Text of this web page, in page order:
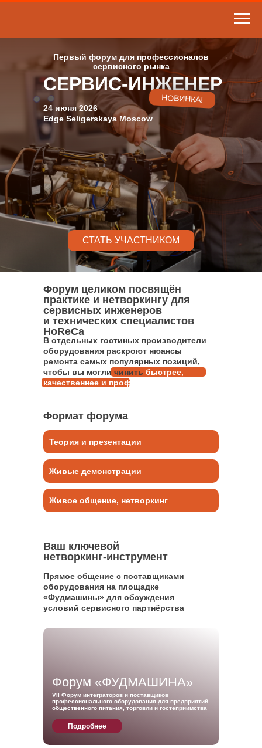
СТАТЬ УЧАСТНИКОМ
24 июня 2026
Edge Seligerskaya Moscow
СЕРВИС-ИНЖЕНЕР
Первый форум для профессионалов
сервисного рынка
НОВИНКА!
В отдельных гостиных производители
оборудования раскроют нюансы
ремонта самых популярных позиций,
чтобы вы могли чинить быстрее,
качественнее и профессиональнее
Форум целиком посвящён
практике и нетворкингу для
сервисных инженеров
и технических специалистов
HoReCa
Живое общение, нетворкинг
Живые демонстрации
Теория и презентации
Формат форума
Форум «ФУДМАШИНА»
VII Форум интеграторов и поставщиков
профессионального оборудования для предприятий
общественного питания, торговли и гостеприимства
Подробнее
Прямое общение с поставщиками
оборудования на площадке
«Фудмашины» для обсуждения
условий сервисного партнёрства
Ваш ключевой
нетворкинг-инструмент